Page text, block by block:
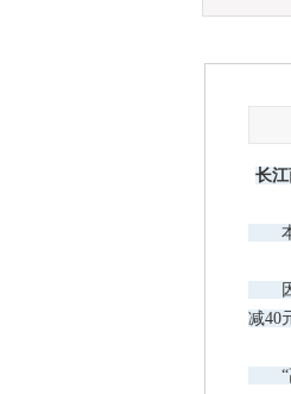
长
本
因
减40
“高